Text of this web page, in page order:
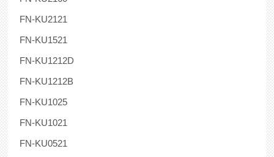
FN-KU2121
FN-KU1521
FN-KU1212D
FN-KU1212B
FN-KU1025
FN-KU1021
FN-KU0521